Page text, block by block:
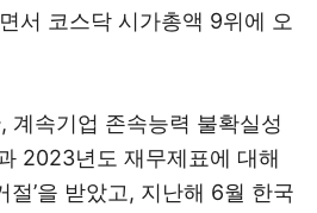
서 코스닥 시가총액 9위에 오
계속기업 존속능력 불확실성
2023년도 재무제표에 대해
절’을 받았고, 지난해 6월 한국